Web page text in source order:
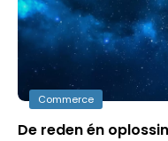
Commerce
De reden én